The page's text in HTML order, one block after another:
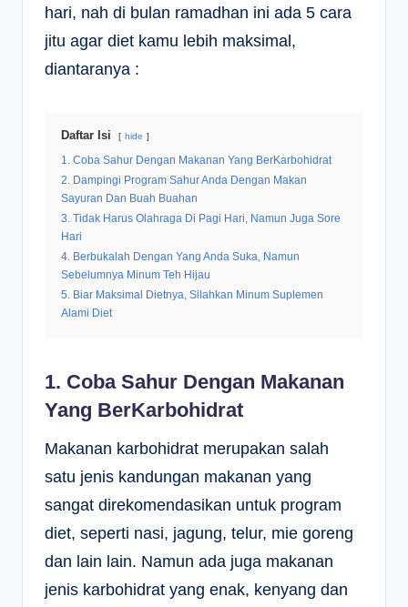
hari, nah di bulan ramadhan ini ada 5 cara
jitu agar diet kamu lebih maksimal,
diantaranya :
Daftar Isi hide
1. Coba Sahur Dengan Makanan Yang BerKarbohidrat
2. Dampingi Program Sahur Anda Dengan Makan
Sayuran Dan Buah Buahan
3. Tidak Harus Olahraga Di Pagi Hari, Namun Juga Sore
Hari
4. Berbukalah Dengan Yang Anda Suka, Namun
Sebelumnya Minum Teh Hijau
5. Biar Maksimal Dietnya, Silahkan Minum Suplemen
Alami Diet
1. Coba Sahur Dengan Makanan
Yang BerKarbohidrat
Makanan karbohidrat merupakan salah
satu jenis kandungan makanan yang
sangat direkomendasikan untuk program
diet, seperti nasi, jagung, telur, mie goreng
dan lain lain. Namun ada juga makanan
jenis karbohidrat yang enak, kenyang dan